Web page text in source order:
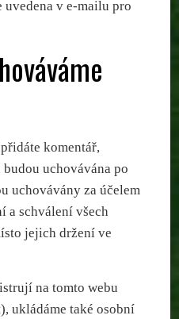
uvedena v e-mailu pro
komentář,
uchovávána po
uchovávány za účelem
a schválení všech
jejich držení ve
na tomto webu
ukládáme také osobní